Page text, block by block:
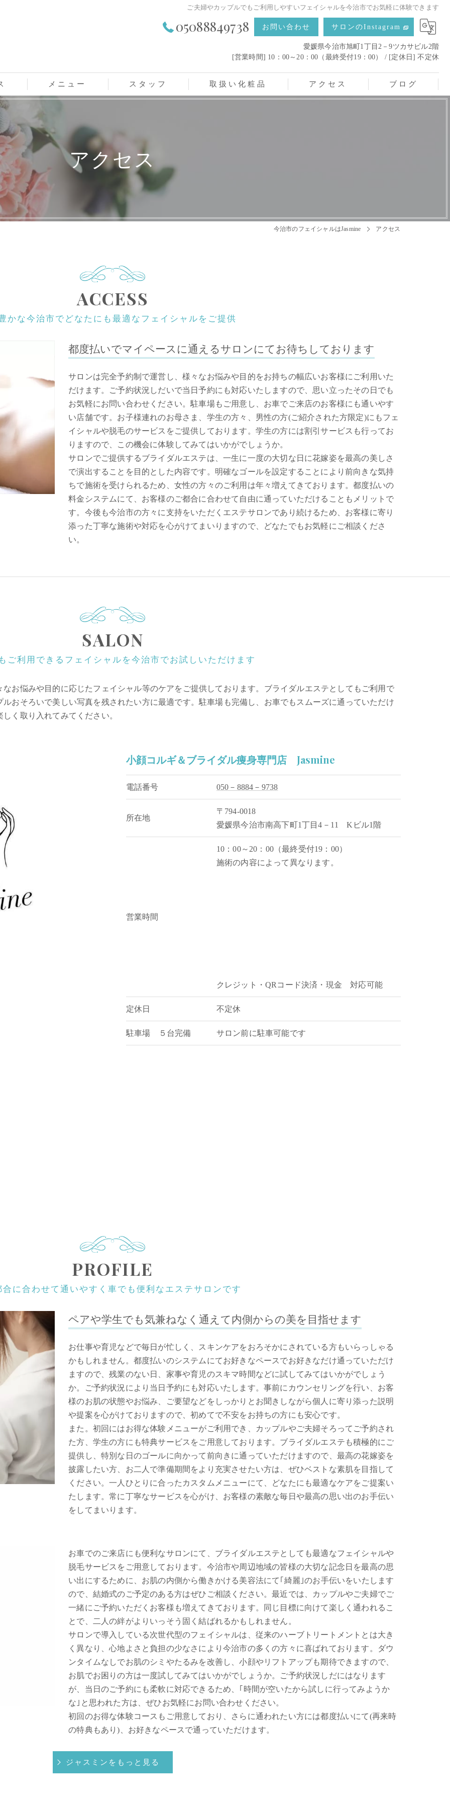
ご夫婦やカップルでもご利用しやすいフェイシャルを今治市でお気軽に体験できます
05088849738 お問い合わせ サロンのInstagram
愛媛県今治市旭町1丁目2－9ツカサビル2階
[営業時間] 10：00～20：00（最終受付19：00） / [定休日] 不定休
メニュー
メンズメニュー
学生メニュー
スタッフ 取扱い化粧品 アクセス ブログ
アクセス
今治市のフェイシャルはJasmine アクセス
かな今治市でどなたにも最適なフェイシャルをご提供
ACCESS
都度払いでマイペースに通えるサロンにてお待ちしております
サロンは完全予約制で運営し、様々なお悩みや目的をお持ちの幅広いお客様にご利用いた
だけます。ご予約状況しだいで当日予約にも対応いたしますので、思い立ったその日でも
お気軽にお問い合わせください。駐車場もご用意し、お車でご来店のお客様にも通いやす
い店舗です。お子様連れのお母さま、学生の方々、男性の方(ご紹介された方限定)にもフェ
イシャルや脱毛のサービスをご提供しております。学生の方には割引サービスも行ってお
りますので、この機会に体験してみてはいかがでしょうか。
サロンでご提供するブライダルエステは、一生に一度の大切な日に花嫁姿を最高の美しさ
で演出することを目的とした内容です。明確なゴールを設定することにより前向きな気持
ちで施術を受けられるため、女性の方々のご利用は年々増えてきております。都度払いの
料金システムにて、お客様のご都合に合わせて自由に通っていただけることもメリットで
す。今後も今治市の方々に支持をいただくエステサロンであり続けるため、お客様に寄り
添った丁寧な施術や対応を心がけてまいりますので、どなたでもお気軽にご相談くださ
い。
ご利用できるフェイシャルを今治市でお試しいただけます
SALON
お悩みや目的に応じたフェイシャル等のケアをご提供しております。ブライダルエステとしてもご利用で
おそろいで美しい写真を残されたい方に最適です。駐車場も完備し、お車でもスムーズに通っていただけ
く取り入れてみてください。
小顔コルギ＆ブライダル痩身専門店 Jasmine
電話番号 050－8884－9738
所在地
〒794-0018
愛媛県今治市南高下町1丁目4－11 Kビル1階
営業時間
10：00～20：00（最終受付19：00）
施術の内容によって異なります。
クレジット・QRコード決済・現金 対応可能
定休日 不定休
駐車場 ５台完備 サロン前に駐車可能です
合に合わせて通いやすく車でも便利なエステサロンです
PROFILE
ペアや学生でも気兼ねなく通えて内側からの美を目指せます
お仕事や育児などで毎日が忙しく、スキンケアをおろそかにされている方もいらっしゃる
かもしれません。都度払いのシステムにてお好きなペースでお好きなだけ通っていただけ
ますので、残業のない日、家事や育児のスキマ時間などに試してみてはいかがでしょう
か。ご予約状況により当日予約にも対応いたします。事前にカウンセリングを行い、お客
様のお肌の状態やお悩み、ご要望などをしっかりとお聞きしながら個人に寄り添った説明
や提案を心がけておりますので、初めてで不安をお持ちの方にも安心です。
また。初回にはお得な体験メニューがご利用でき、カップルやご夫婦そろってご予約され
た方、学生の方にも特典サービスをご用意しております。ブライダルエステも積極的にご
提供し、特別な日のゴールに向かって前向きに通っていただけますので、最高の花嫁姿を
披露したい方、お二人で準備期間をより充実させたい方は、ぜひベストな素肌を目指して
ください。一人ひとりに合ったカスタムメニューにて、どなたにも最適なケアをご提案い
たします。常に丁寧なサービスを心がけ、お客様の素敵な毎日や最高の思い出のお手伝い
をしてまいります。
お車でのご来店にも便利なサロンにて、ブライダルエステとしても最適なフェイシャルや
脱毛サービスをご用意しております。今治市や周辺地域の皆様の大切な記念日を最高の思
い出にするために、お肌の内側から働きかける美容法にて｢綺麗｣のお手伝いをいたします
ので、結婚式のご予定のある方はぜひご相談ください。最近では、カップルやご夫婦でご
一緒にご予約いただくお客様も増えてきております。同じ目標に向けて楽しく通われるこ
とで、二人の絆がよりいっそう固く結ばれるかもしれません。
サロンで導入している次世代型のフェイシャルは、従来のハーブトリートメントとは大き
く異なり、心地よさと負担の少なさにより今治市の多くの方々に喜ばれております。ダウ
ンタイムなしでお肌のシミやたるみを改善し、小顔やリフトアップも期待できますので、
お肌でお困りの方は一度試してみてはいかがでしょうか。ご予約状況しだにはなります
が、当日のご予約にも柔軟に対応できるため、｢時間が空いたから試しに行ってみようか
な｣と思われた方は、ぜひお気軽にお問い合わせください。
初回のお得な体験コースもご用意しており、さらに通われたい方には都度払いにて(再来時
の特典もあり)、お好きなペースで通っていただけます。
ジャスミンをもっと見る